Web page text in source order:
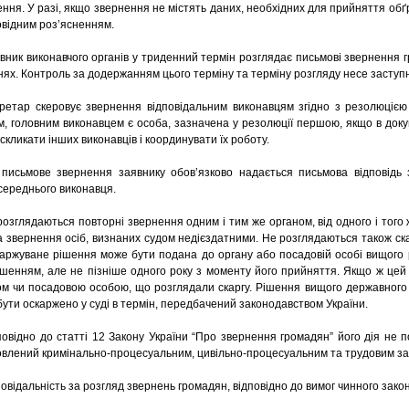
У разі, якщо звернення не містять даних, необхідних для прийняття
роз’ясненням.
виконавчого органів у триденний термін розглядає письмові
Контроль за додержанням цього терміну та терміну розгляду несе
скеровує звернення відповідальним виконавцям згідно з
головним виконавцем є особа, зазначена у резолюції першою, якщо в
інших виконавців і координувати їх роботу.
звернення заявнику обов’язково надається письмова відповідь
виконавця.
повторні звернення одним і тим же органом, від одного і
звернення осіб, визнаних судом недієздатними. Не розглядаються також
рішення може бути подана до органу або посадовій особі
але не пізніше одного року з моменту його прийняття. Якщо ж
чи посадовою особою, що розглядали скаргу. Рішення вищого
оскаржено у суді в термін, передбачений законодавством України.
до статті 12 Закону України “Про звернення громадян” його дія
кримінально-процесуальним, цивільно-процесуальним та трудовим
за розгляд звернень громадян, відповідно до вимог чинного